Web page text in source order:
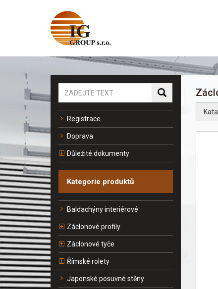
Registrace
Doprava
Důležité dokumenty
Kategorie produktů
Baldachýny interiérové
Záclonové profily
Záclonové tyče
Římské rolety
Japonské posuvné stěny